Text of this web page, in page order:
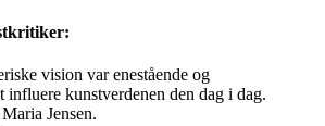
vision var enestående og
influere kunstverdenen den dag i dag.
Jensen.